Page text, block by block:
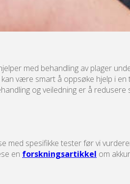
med behandling av plager
være smart å oppsøke hjelp i en
og veiledning er å
spesifikke tester før vi
en forskningsartikkel om